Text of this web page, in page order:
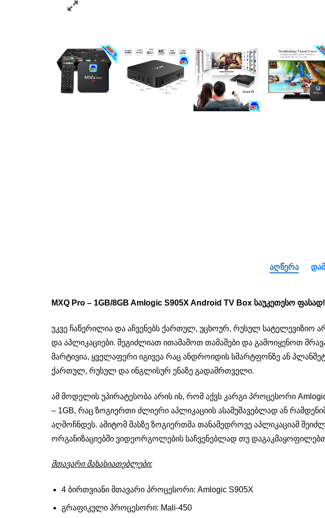
ᲐᲦᲬᲔᲠᲐ
MXQ Pro – 1GB/8GB Amlogic S905X Android TV Box საუკეთესო
უკვე ჩაწერილია და აჩვენებს ქართულ, უცხოურ, რუსულ სატელევიზიო
და აპლიკაციები. შეგიძლიათ ითამაშოთ თამაშები და გამოიყენოთ
მარტივია, ყველაფერი იგივეა რაც ანდროიდის სმარტფონზე ან
ქართულ, რუსულ და ინგლისურ ენაზე გადამრთველი.
ამ მოდელის უპირატესობა არის ის, რომ აქვს კარგი პროცესორი
– 1GB, რაც ზოგიერთი ძლიერი აპლიკაციის ასამუშავებლად ან
აღმოჩნდეს. ამიტომ მასზე ზოგიერთმა თანამედროვე აპლიკაციამ
ორგანიზაციებში ვიდეორგოლების საჩვენებლად თუ დაგაკმაყოფილებთ
მთავარი მახასიათებლები:
4 ბირთვიანი მთავარი პროცესორი: Amlogic S905X
გრაფიკული პროცესორი: Mali-450